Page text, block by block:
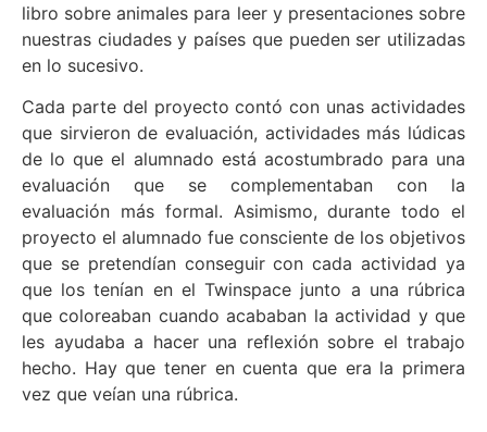
libro sobre animales para leer y presentaciones sobre
nuestras ciudades y países que pueden ser utilizadas
en lo sucesivo.
Cada parte del proyecto contó con unas actividades
que sirvieron de evaluación, actividades más lúdicas
de lo que el alumnado está acostumbrado para una
evaluación que se complementaban con la
evaluación más formal. Asimismo, durante todo el
proyecto el alumnado fue consciente de los objetivos
que se pretendían conseguir con cada actividad ya
que los tenían en el Twinspace junto a una rúbrica
que coloreaban cuando acababan la actividad y que
les ayudaba a hacer una reflexión sobre el trabajo
hecho. Hay que tener en cuenta que era la primera
vez que veían una rúbrica.